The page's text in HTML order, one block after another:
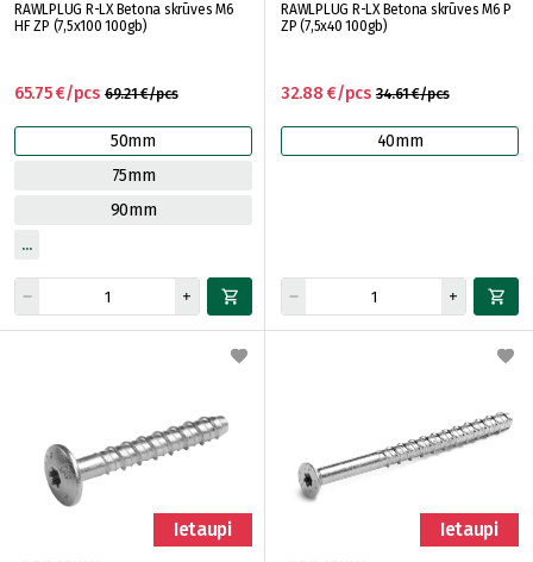
RAWLPLUG R-LX Betona skrūves M6
HF ZP (7,5x100 100gb)
69.21 €/pcs
65.75 €/pcs
50mm
75mm
90mm
RAWLPLUG R-LX Betona skrūves M6 P
ZP (7,5x40 100gb)
34.61 €/pcs
32.88 €/pcs
40mm
Ietaupi Ietaupi